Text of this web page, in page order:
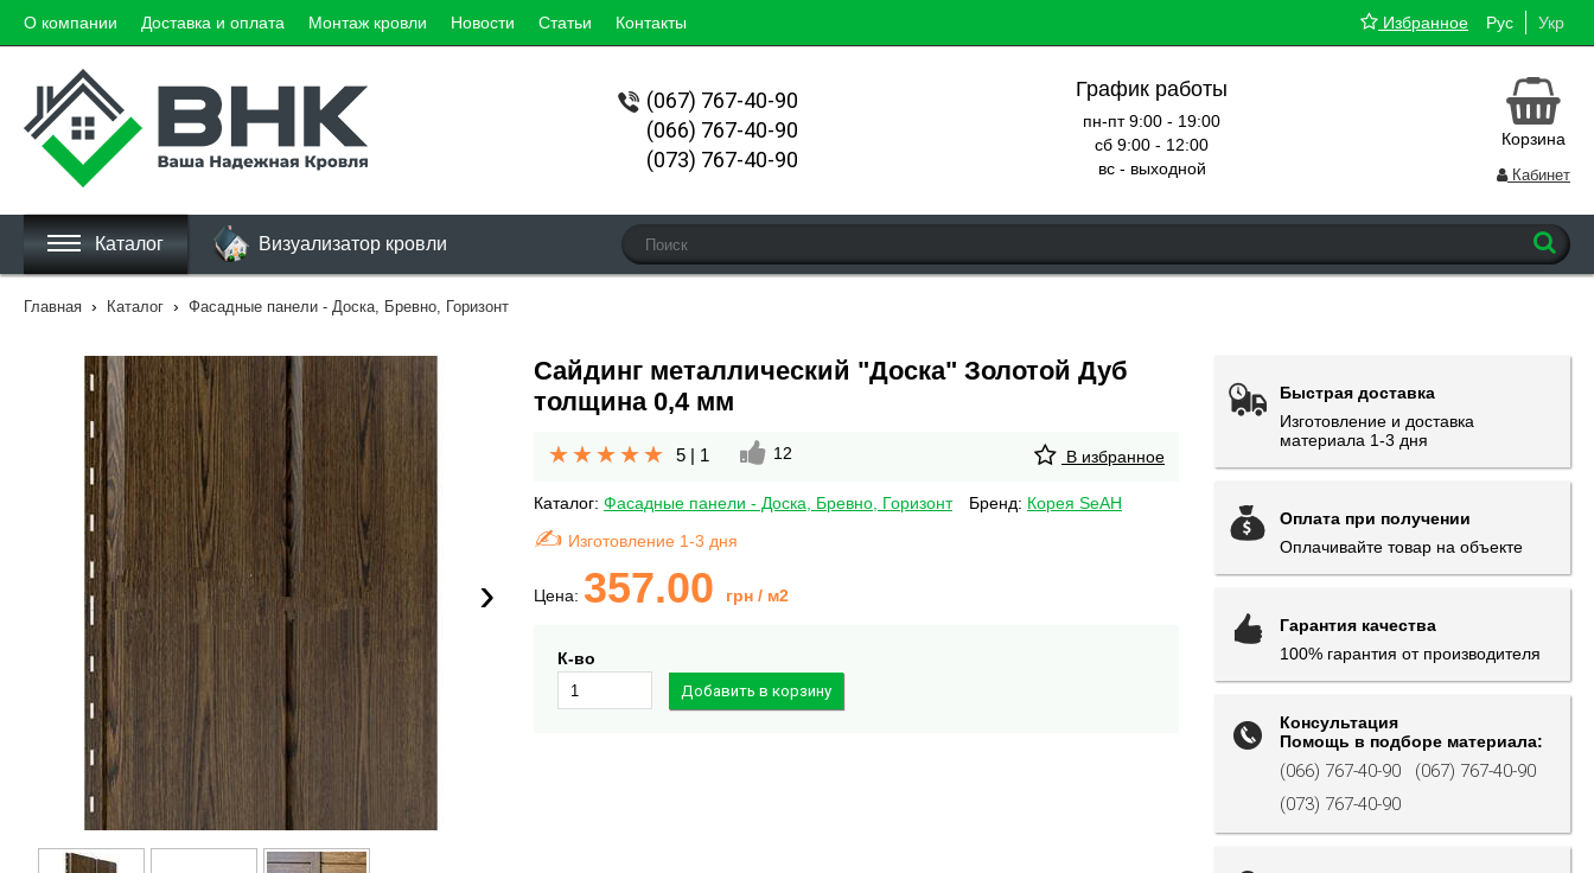
Рус Укр
Избранное
О компании Доставка и оплата Монтаж кровли Новости Статьи Контакты
(067) 767-40-90
(066) 767-40-90
(073) 767-40-90
График работы
пн-пт 9:00 - 19:00
сб 9:00 - 12:00
вс - выходной
Корзина
Кабинет
Каталог Визуализатор кровли
Главная › Каталог › Фасадные панели - Доска, Бревно, Горизонт
›
Сайдинг металлический "Доска" Золотой Дуб
толщина 0,4 мм
5 | 1 12 В избранное
Каталог: Фасадные панели - Доска, Бревно, Горизонт Бренд: Корея SeAH
Изготовление 1-3 дня
Цена: 357.00 грн / м2
К-во
Быстрая доставка
Изготовление и доставка
материала 1-3 дня
Оплата при получении
Оплачивайте товар на объекте
Гарантия качества
100% гарантия от производителя
Консультация
Помощь в подборе материала:
(066) 767-40-90
(067) 767-40-90
(073) 767-40-90